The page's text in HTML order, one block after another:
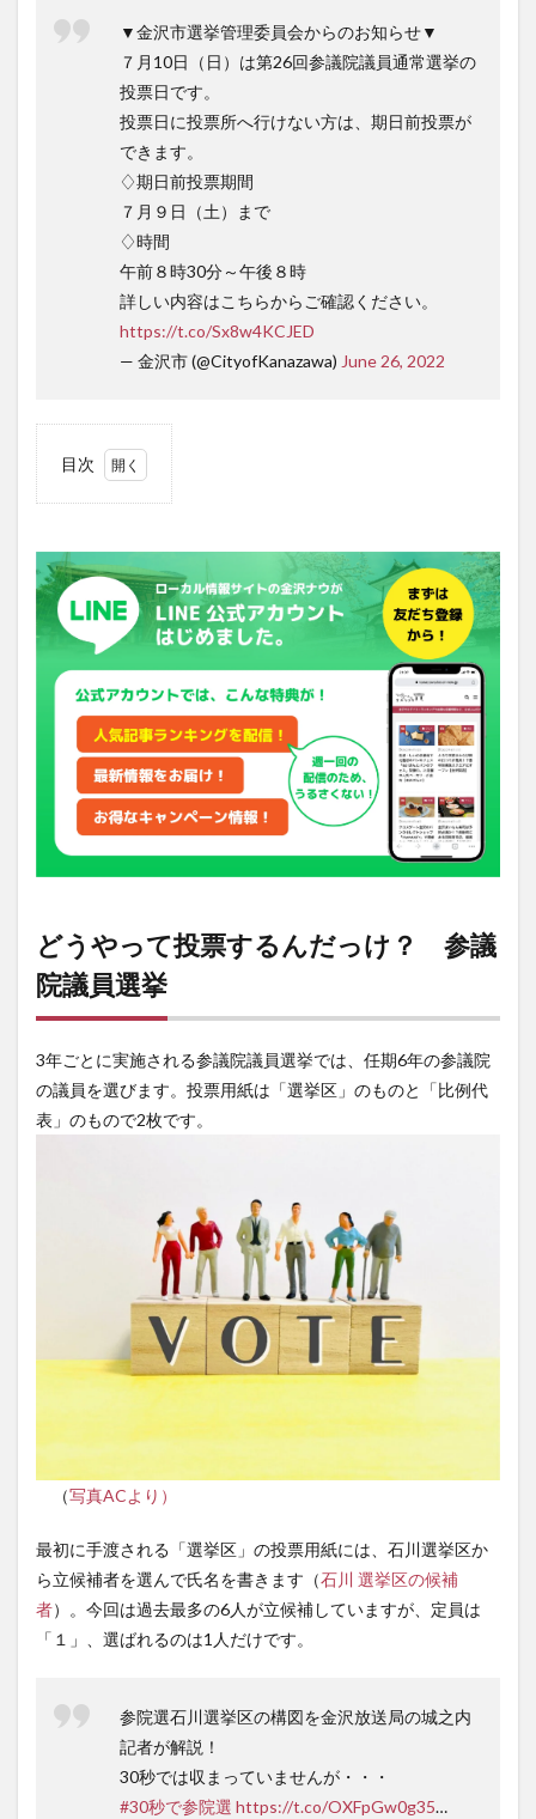
▼金沢市選挙管理委員会からのお知らせ▼
７月10日（日）は第26回参議院議員通常選挙の
投票日です。
投票日に投票所へ行けない方は、期日前投票が
できます。
♢期日前投票期間
７月９日（土）まで
♢時間
午前８時30分～午後８時
詳しい内容はこちらからご確認ください。
https://t.co/Sx8w4KCJED
— 金沢市 (@CityofKanazawa) June 26, 2022
目次
票する
んだっ
け？
参議院
議員選
挙
所は
に確
どうやって投票するんだっけ？ 参議
院議員選挙
3年ごとに実施される参議院議員選挙では、任期6年の参議院
の議員を選びます。投票用紙は「選挙区」のものと「比例代
表」のもので2枚です。
（写真ACより）
最初に手渡される「選挙区」の投票用紙には、石川選挙区か
ら立候補者を選んで氏名を書きます（石川 選挙区の候補
者）。今回は過去最多の6人が立候補していますが、定員は
「１」、選ばれるのは1人だけです。
参院選石川選挙区の構図を金沢放送局の城之内
記者が解説！
30秒では収まっていませんが・・・
#30秒で参院選 https://t.co/OXFpGw0g35…